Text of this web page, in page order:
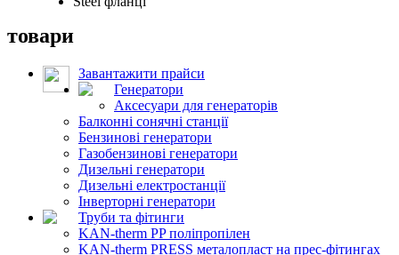
товари
Завантажити прайси
Генератори
Аксесуари для генераторів
Балконні сонячні станції
Бензинові генератори
Газобензинові генератори
Дизельні генератори
Дизельні електростанції
Інверторні генератори
Труби та фітинги
KAN-therm PP поліпропілен
KAN-therm PRESS металопласт на прес-фітингах